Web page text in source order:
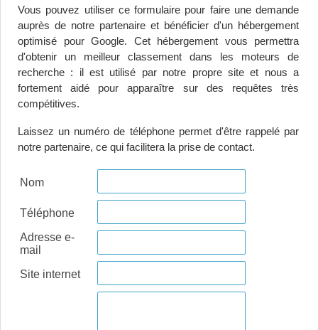
Vous pouvez utiliser ce formulaire pour faire une demande
auprès de notre partenaire et bénéficier d'un hébergement
optimisé pour Google. Cet hébergement vous permettra
d'obtenir un meilleur classement dans les moteurs de
recherche : il est utilisé par notre propre site et nous a
fortement aidé pour apparaître sur des requêtes très
compétitives.
Laissez un numéro de téléphone permet d'être rappelé par
notre partenaire, ce qui facilitera la prise de contact.
Nom
Téléphone
Adresse e-
mail
Site internet